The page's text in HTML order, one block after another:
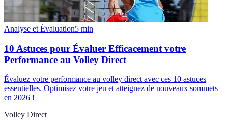
Analyse et Évaluation5 min
10 Astuces pour Évaluer Efficacement votre
Performance au Volley Direct
Évaluez votre performance au volley direct avec ces 10 astuces
essentielles. Optimisez votre jeu et atteignez de nouveaux sommets
en 2026 !
Volley Direct